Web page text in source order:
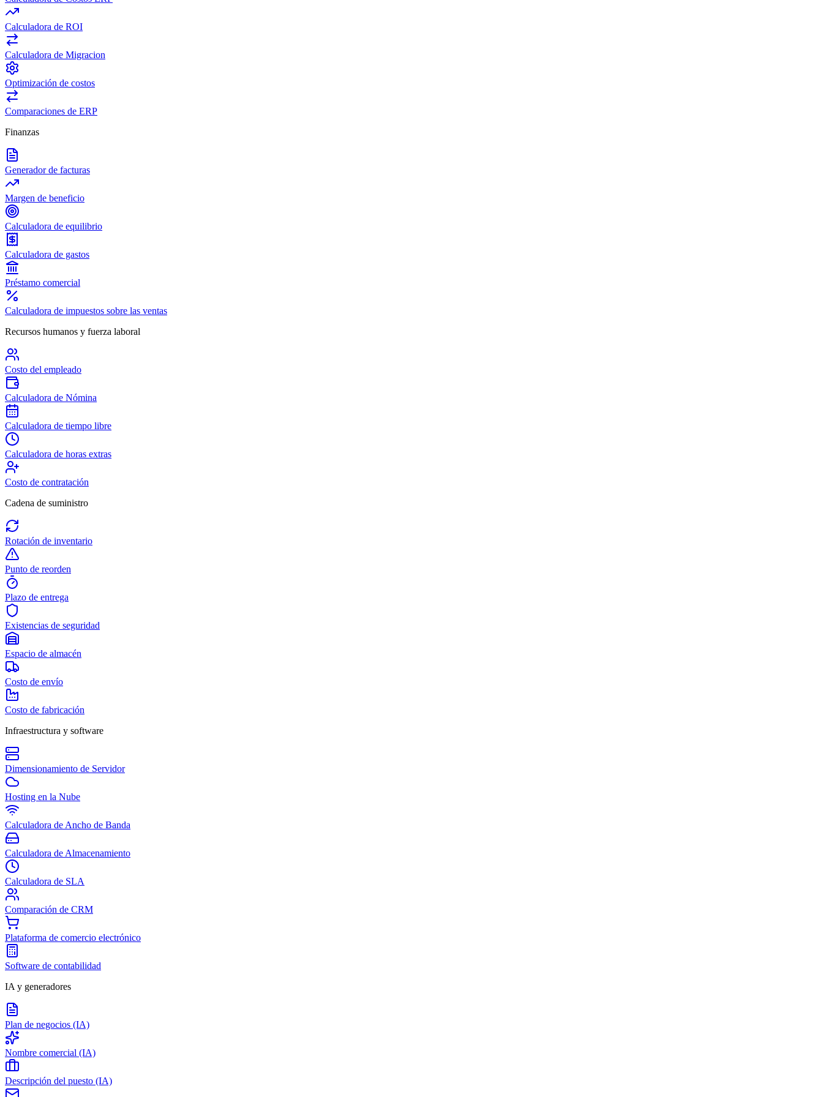
Calculadora de ROI
Calculadora de Migracion
Optimización de costos
Comparaciones de ERP
Finanzas
Generador de facturas
Margen de beneficio
Calculadora de equilibrio
Calculadora de gastos
Préstamo comercial
Calculadora de impuestos sobre las ventas
Recursos humanos y fuerza laboral
Costo del empleado
Calculadora de Nómina
Calculadora de tiempo libre
Calculadora de horas extras
Costo de contratación
Cadena de suministro
Rotación de inventario
Punto de reorden
Plazo de entrega
Existencias de seguridad
Espacio de almacén
Costo de envío
Costo de fabricación
Infraestructura y software
Dimensionamiento de Servidor
Hosting en la Nube
Calculadora de Ancho de Banda
Calculadora de Almacenamiento
Calculadora de SLA
Comparación de CRM
Plataforma de comercio electrónico
Software de contabilidad
IA y generadores
Plan de negocios (IA)
Nombre comercial (IA)
Descripción del puesto (IA)